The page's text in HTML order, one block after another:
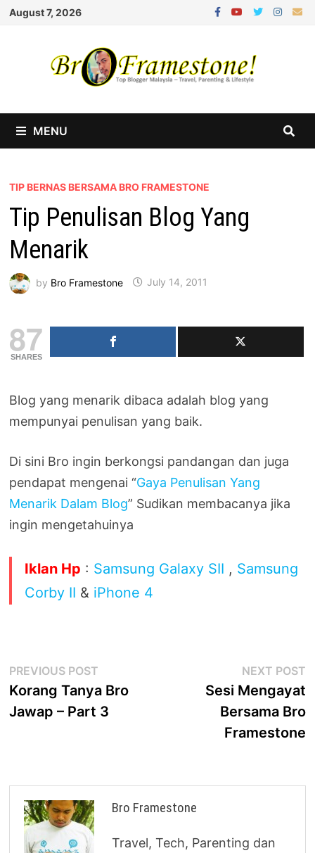
Skip
August 7, 2026
MENU
TIP BERNAS BERSAMA BRO FRAMESTONE
Tip Penulisan Blog Yang
Menarik
by Bro Framestone July 14, 2011
87
SHARES
Blog yang menarik dibaca adalah blog yang
mempunyai penulisan yang baik.
Di sini Bro ingin berkongsi pandangan dan juga
pendapat mengenai “Gaya Penulisan Yang
Menarik Dalam Blog” Sudikan membacanya jika
ingin mengetahuinya
Iklan Hp : Samsung Galaxy SII , Samsung
Corby II & iPhone 4
Post
navigation
PREVIOUS POST
post:
Korang Tanya Bro
Jawap – Part 3
NEXT POST
Sesi Mengayat
Bersama Bro
Framestone
Bro Framestone
Travel, Tech, Parenting dan